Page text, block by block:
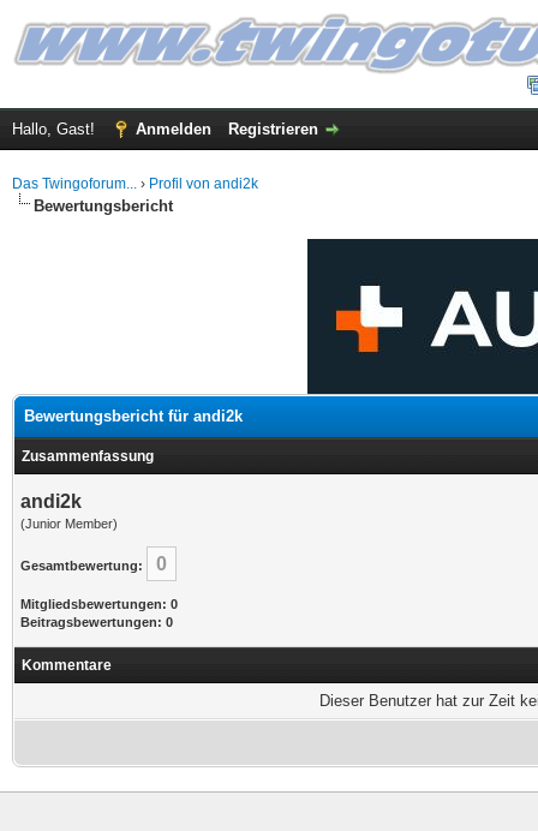
Hallo, Gast! Anmelden Registrieren
Das Twingoforum... › Profil von andi2k
Bewertungsbericht
Bewertungsbericht für andi2k
Zusammenfassung
andi2k
(Junior Member)
Gesamtbewertung: 0
Mitgliedsbewertungen: 0
Beitragsbewertungen: 0
Kommentare
Dieser Benutzer hat zur Zeit